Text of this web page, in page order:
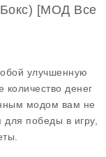
[МОД Все
улучшенную
денег
модом вам не
победы в игру,